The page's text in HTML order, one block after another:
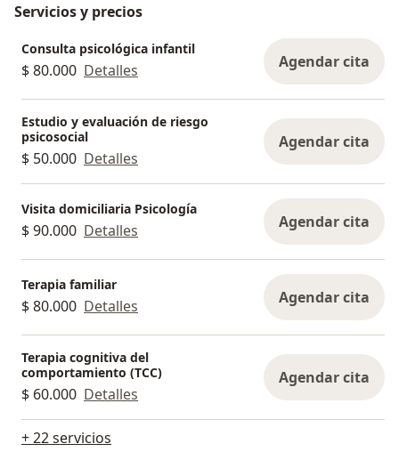
Servicios y precios
Consulta psicológica infantil
$ 80.000 Detalles Agendar cita
Estudio y evaluación de riesgo
psicosocial
$ 50.000 Detalles
Agendar cita
Visita domiciliaria Psicología
$ 90.000 Detalles Agendar cita
Terapia familiar
$ 80.000 Detalles Agendar cita
Terapia cognitiva del
comportamiento (TCC)
$ 60.000 Detalles
Agendar cita
+ 22 servicios